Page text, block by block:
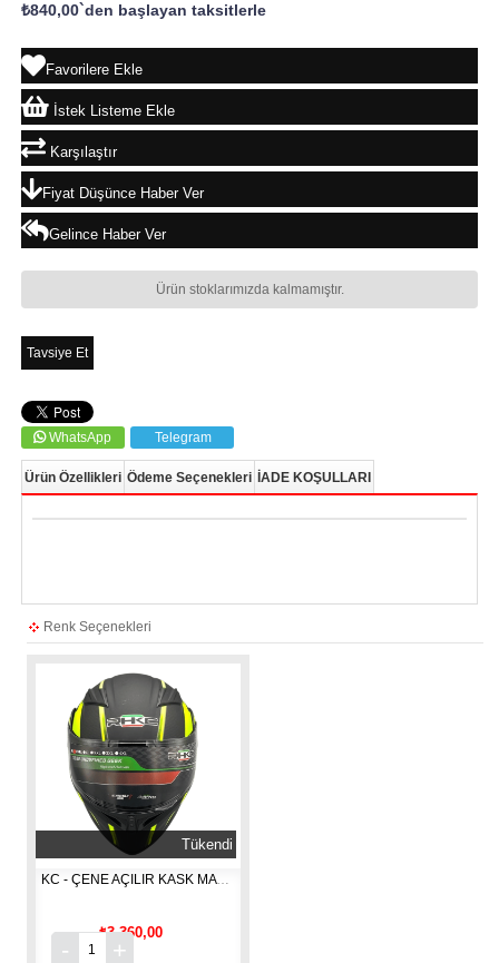
₺840,00`den başlayan taksitlerle
Favorilere Ekle
İstek Listeme Ekle
Karşılaştır
Fiyat Düşünce Haber Ver
Gelince Haber Ver
Ürün stoklarımızda kalmamıştır.
Tavsiye Et
WhatsApp Telegram
Ürün Özellikleri Ödeme Seçenekleri İADE KOŞULLARI
Renk Seçenekleri
Tükendi
KC - ÇENE AÇILIR KASK MAT SİYAH - NEON [ M ]
₺3.360,00